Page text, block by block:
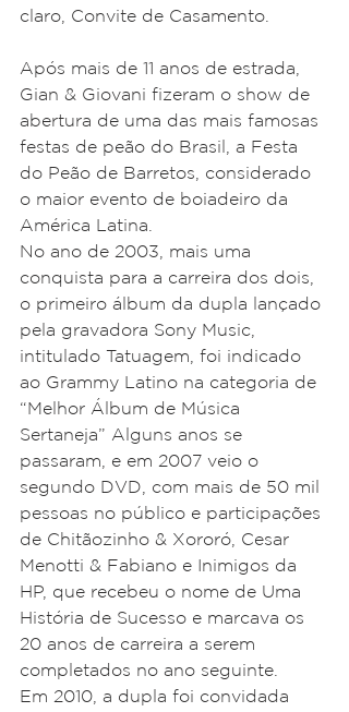
claro, Convite de Casamento.
Após mais de 11 anos de estrada,
Gian & Giovani fizeram o show de
abertura de uma das mais famosas
festas de peão do Brasil, a Festa
do Peão de Barretos, considerado
o maior evento de boiadeiro da
América Latina.
No ano de 2003, mais uma
conquista para a carreira dos dois,
o primeiro álbum da dupla lançado
pela gravadora Sony Music,
intitulado Tatuagem, foi indicado
ao Grammy Latino na categoria de
“Melhor Álbum de Música
Sertaneja” Alguns anos se
passaram, e em 2007 veio o
segundo DVD, com mais de 50 mil
pessoas no público e participações
de Chitãozinho & Xororó, Cesar
Menotti & Fabiano e Inimigos da
HP, que recebeu o nome de Uma
História de Sucesso e marcava os
20 anos de carreira a serem
completados no ano seguinte.
Em 2010, a dupla foi convidada